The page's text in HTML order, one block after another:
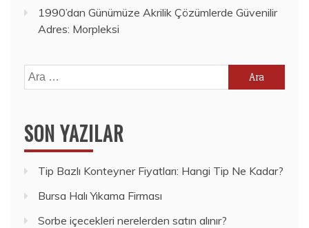
1990’dan Günümüze Akrilik Çözümlerde Güvenilir
Adres: Morpleksi
Arama:
SON YAZILAR
Tip Bazlı Konteyner Fiyatları: Hangi Tip Ne Kadar?
Bursa Halı Yıkama Firması
Sorbe içecekleri nerelerden satın alınır?